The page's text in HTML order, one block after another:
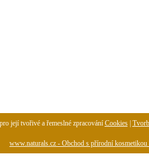
její tvořivé a řemeslné zpracování Cookies|
www.naturals.cz - Obchod s přírodní kosmetikou